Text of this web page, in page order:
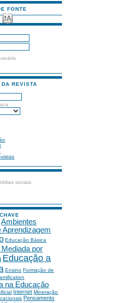
FONTE
DA REVISTA
sociais:
Ambientes
Aprendizagem
Educação Básica
por
Educação a
Ensino Formação de
na Educação
Internet Mineração
Pensamento